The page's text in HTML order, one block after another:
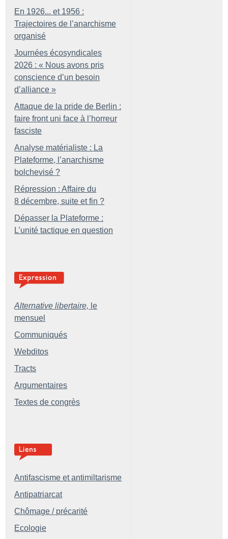
En 1926... et 1956 :
Trajectoires de l’anarchisme
organisé
Journées écosyndicales
2026 : « Nous avons pris
conscience d’un besoin
d’alliance »
Attaque de la pride de Berlin :
faire front uni face à l’horreur
fasciste
Analyse matérialiste : La
Plateforme, l’anarchisme
bolchevisé ?
Répression : Affaire du
8 décembre, suite et fin ?
Dépasser la Plateforme :
L’unité tactique en question
Alternative libertaire, le
mensuel
Communiqués
Webditos
Tracts
Argumentaires
Textes de congrès
Antifascisme et antimiltarisme
Antipatriarcat
Chômage / précarité
Ecologie